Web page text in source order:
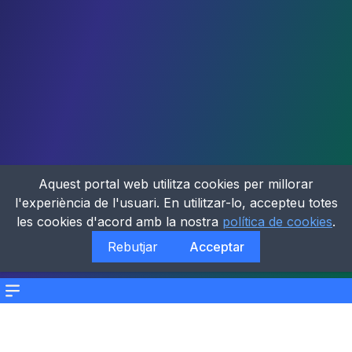
Menu
Aquest portal web utilitza cookies per millorar
l'experiència de l'usuari. En utilitzar-lo, accepteu totes
les cookies d'acord amb la nostra política de cookies.
Rebutjar
Acceptar